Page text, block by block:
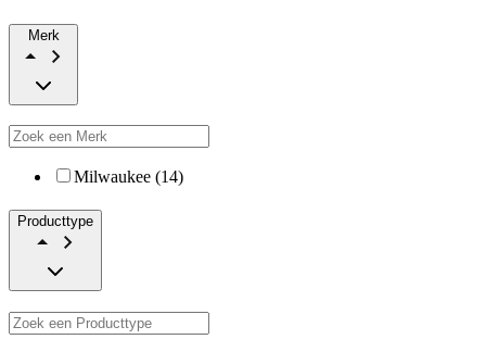
Merk
Milwaukee (14)
Producttype